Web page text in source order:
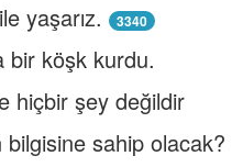
yaşarız.
3340
bir köşk kurdu.
hiçbir şey değildir
sahip olacak?